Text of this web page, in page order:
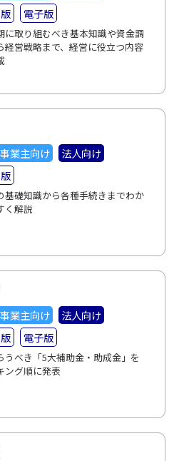
電子版
に取り組むべき基本知識や資金調
経営戦略まで、経営に役立つ内容
業主向け
法人向け
基礎知識から各種手続きまでわか
く解説
業主向け
法人向け
電子版
うべき「5大補助金・助成金」を
ング順に発表